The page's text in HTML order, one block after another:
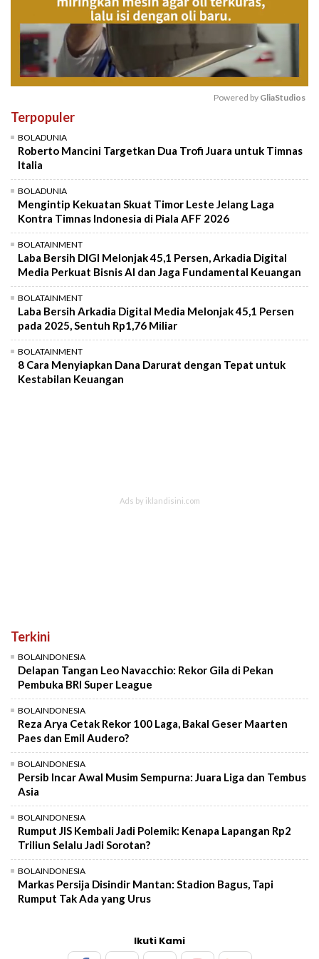
Powered by GliaStudios
Terpopuler
BOLADUNIA
Roberto Mancini Targetkan Dua Trofi Juara untuk Timnas
Italia
BOLADUNIA
Mengintip Kekuatan Skuat Timor Leste Jelang Laga
Kontra Timnas Indonesia di Piala AFF 2026
BOLATAINMENT
Laba Bersih DIGI Melonjak 45,1 Persen, Arkadia Digital
Media Perkuat Bisnis AI dan Jaga Fundamental Keuangan
BOLATAINMENT
Laba Bersih Arkadia Digital Media Melonjak 45,1 Persen
pada 2025, Sentuh Rp1,76 Miliar
BOLATAINMENT
8 Cara Menyiapkan Dana Darurat dengan Tepat untuk
Kestabilan Keuangan
Terkini
BOLAINDONESIA
Delapan Tangan Leo Navacchio: Rekor Gila di Pekan
Pembuka BRI Super League
BOLAINDONESIA
Reza Arya Cetak Rekor 100 Laga, Bakal Geser Maarten
Paes dan Emil Audero?
BOLAINDONESIA
Persib Incar Awal Musim Sempurna: Juara Liga dan Tembus
Asia
BOLAINDONESIA
Rumput JIS Kembali Jadi Polemik: Kenapa Lapangan Rp2
Triliun Selalu Jadi Sorotan?
BOLAINDONESIA
Markas Persija Disindir Mantan: Stadion Bagus, Tapi
Rumput Tak Ada yang Urus
Ikuti Kami